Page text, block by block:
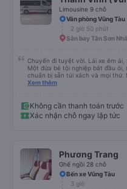
Limousine 9 chỗ
Văn phòng Vũng Tàu
2 giờ 50 phút
Sân bay Tân Sơn
Chuyến đi tuyệt vời. Lái xe êm ái,
Một đứa bé tội nghiệp bắt đầu ói,
chuẩn bị sẵn túi xách và mọi thứ.
trên đường đến vubg tau
Xem thêm
Không cần thanh toán trước
Xác nhận chỗ ngay lập tức
Phương Trang
Ghế ngồi 28 chỗ
Bến xe Vũng Tàu
3 giờ